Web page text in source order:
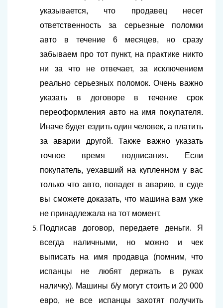
указывается, что продавец несет
ответственность за серьезные поломки
авто в течение 6 месяцев, но сразу
забываем про тот пункт, на практике никто
ни за что не отвечает, за исключением
реально серьезных поломок. Очень важно
указать в договоре в течение срок
переоформления авто на имя покупателя.
Иначе будет ездить один человек, а платить
за аварии другой. Также важно указать
точное время подписания. Если
покупатель, уехавший на купленном у вас
только что авто, попадет в аварию, в суде
вы сможете доказать, что машина вам уже
не принадлежала на тот момент.
Подписав договор, передаете деньги. Я
всегда наличными, но можно и чек
выписать на имя продавца (помним, что
испанцы не любят держать в руках
наличку). Машины б/у могут стоить и 20 000
евро, не все испанцы захотят получить